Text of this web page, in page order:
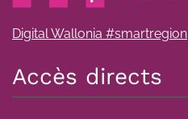
Digital Wallonia #smartregion
Accès directs